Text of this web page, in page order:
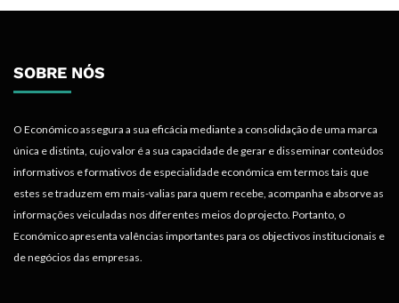
SOBRE NÓS
O Económico assegura a sua eficácia mediante a consolidação de uma marca
única e distinta, cujo valor é a sua capacidade de gerar e disseminar conteúdos
informativos e formativos de especialidade económica em termos tais que
estes se traduzem em mais-valias para quem recebe, acompanha e absorve as
informações veiculadas nos diferentes meios do projecto. Portanto, o
Económico apresenta valências importantes para os objectivos institucionais e
de negócios das empresas.